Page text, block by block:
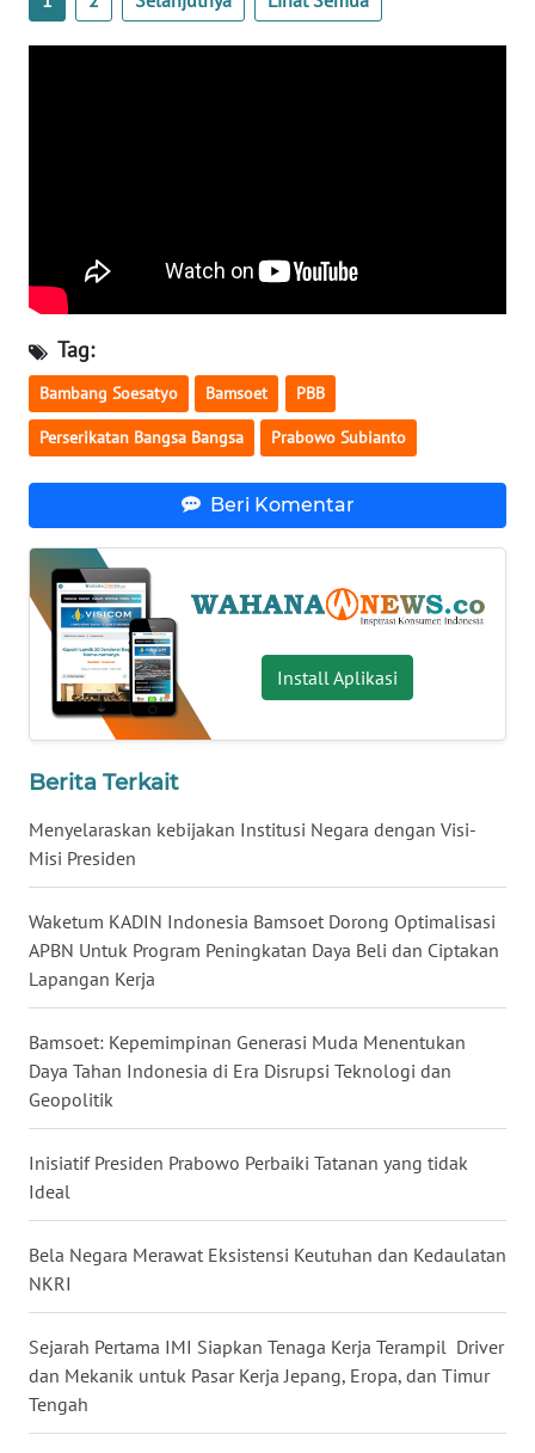
Tag:
Bambang Soesatyo Bamsoet PBB
Perserikatan Bangsa Bangsa Prabowo Subianto
Beri Komentar
Install Aplikasi
Berita Terkait
Menyelaraskan kebijakan Institusi Negara dengan Visi-
Misi Presiden
Waketum KADIN Indonesia Bamsoet Dorong Optimalisasi
APBN Untuk Program Peningkatan Daya Beli dan Ciptakan
Lapangan Kerja
Bamsoet: Kepemimpinan Generasi Muda Menentukan
Daya Tahan Indonesia di Era Disrupsi Teknologi dan
Geopolitik
Inisiatif Presiden Prabowo Perbaiki Tatanan yang tidak
Ideal
Bela Negara Merawat Eksistensi Keutuhan dan Kedaulatan
NKRI
Sejarah Pertama IMI Siapkan Tenaga Kerja Terampil Driver
dan Mekanik untuk Pasar Kerja Jepang, Eropa, dan Timur
Tengah
WN
BALI
WN
KALBAR
KALTARA
WN
KALSEL
WN
WN
SULSEL
WN
GORONTALO
WN
WN
MALUKU
MALUT
WN
DAIRI
WN
DANAU
TOBA